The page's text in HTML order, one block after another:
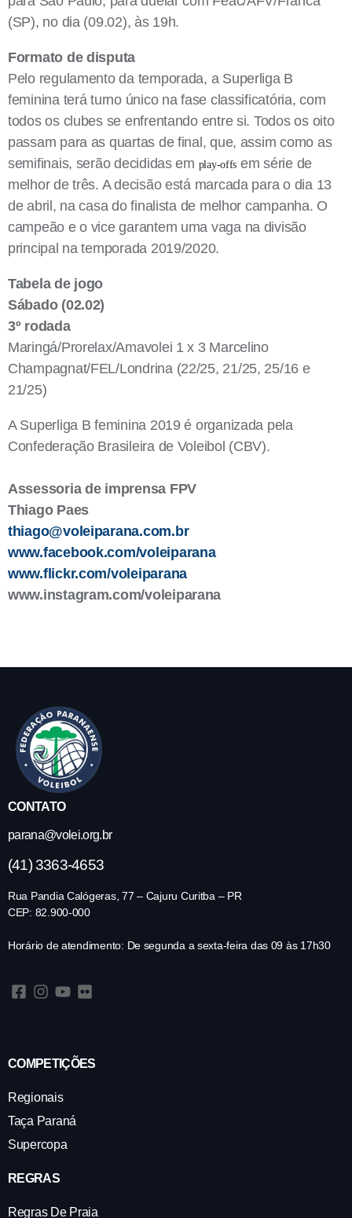
(SP), no dia (09.02), às 19h.
Formato de disputa
Pelo regulamento da temporada, a Superliga B
feminina terá turno único na fase classificatória, com
todos os clubes se enfrentando entre si. Todos os oito
passam para as quartas de final, que, assim como as
semifinais, serão decididas em play-offs em série de
melhor de três. A decisão está marcada para o dia 13
de abril, na casa do finalista de melhor campanha. O
campeão e o vice garantem uma vaga na divisão
principal na temporada 2019/2020.
Tabela de jogo
Sábado (02.02)
3º rodada
Maringá/Prorelax/Amavolei 1 x 3 Marcelino
Champagnat/FEL/Londrina (22/25, 21/25, 25/16 e
21/25)
A Superliga B feminina 2019 é organizada pela
Confederação Brasileira de Voleibol (CBV).
Assessoria de imprensa FPV
Thiago Paes
thiago@voleiparana.com.br
www.facebook.com/voleiparana
www.flickr.com/voleiparana
www.instagram.com/voleiparana
CONTATO
parana@volei.org.br
(41) 3363-4653
Rua Pandia Calógeras, 77 – Cajuru Curitba – PR
CEP: 82.900-000
Horário de atendimento: De segunda a sexta-feira das 09 às 17h30
COMPETIÇÕES
Regionais
Taça Paraná
Supercopa
REGRAS
Regras De Praia